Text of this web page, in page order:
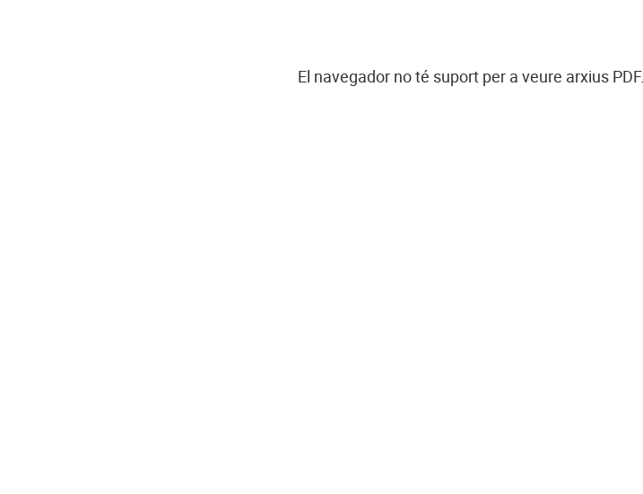
El navegador no té suport per a veure arxius PDF.